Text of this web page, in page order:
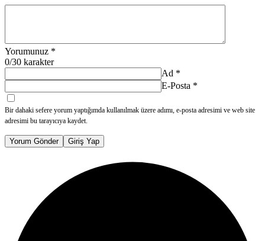
Yorumunuz *
0/30 karakter
Ad *
E-Posta *
Bir dahaki sefere yorum yaptığımda kullanılmak üzere adımı, e-posta adresimi ve web site
adresimi bu tarayıcıya kaydet.
Yorum Gönder Giriş Yap